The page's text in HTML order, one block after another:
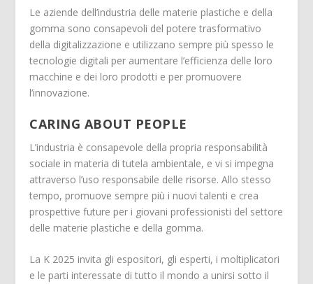
Le aziende dell’industria delle materie plastiche e della
gomma sono consapevoli del potere trasformativo
della digitalizzazione e utilizzano sempre più spesso le
tecnologie digitali per aumentare l’efficienza delle loro
macchine e dei loro prodotti e per promuovere
l’innovazione.
CARING ABOUT PEOPLE
L’industria è consapevole della propria responsabilità
sociale in materia di tutela ambientale, e vi si impegna
attraverso l’uso responsabile delle risorse. Allo stesso
tempo, promuove sempre più i nuovi talenti e crea
prospettive future per i giovani professionisti del settore
delle materie plastiche e della gomma.
La K 2025 invita gli espositori, gli esperti, i moltiplicatori
e le parti interessate di tutto il mondo a unirsi sotto il